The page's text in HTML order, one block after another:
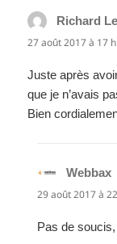
Richard
27 août 2017 à 17
Juste après
que je n’avais
Bien
Webbax
29 août 2017 à
Pas de